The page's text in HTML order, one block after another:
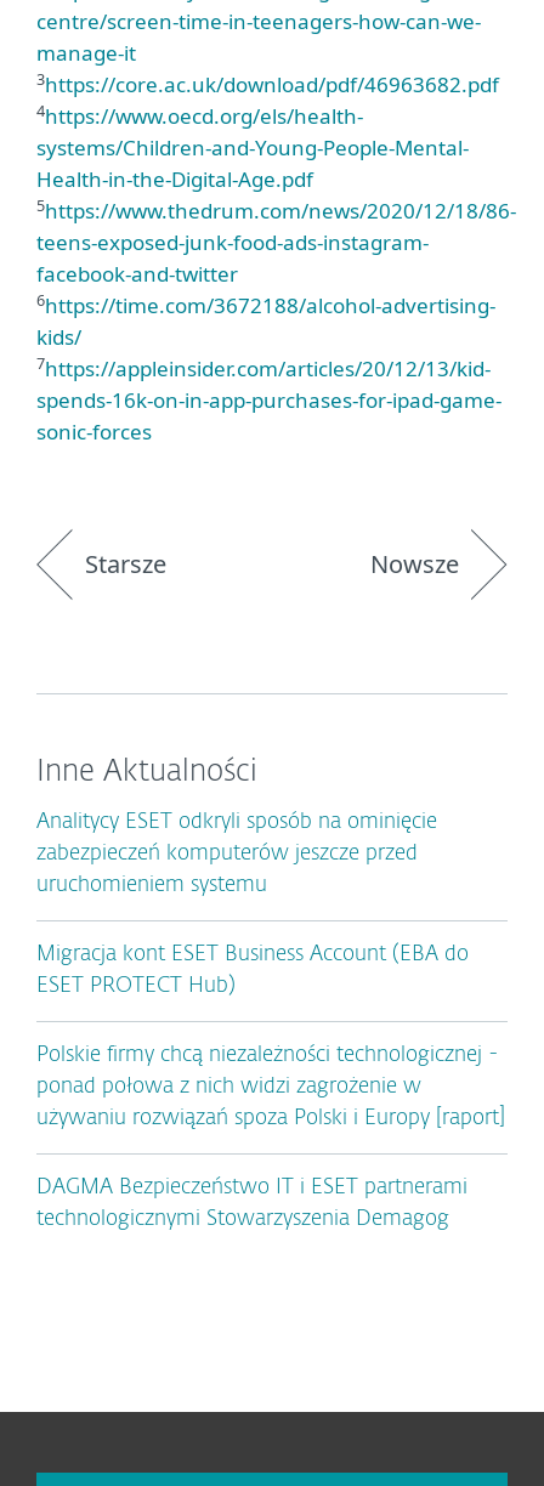
centre/screen-time-in-teenagers-how-can-we-
manage-it
3https://core.ac.uk/download/pdf/46963682.pdf
4https://www.oecd.org/els/health-
systems/Children-and-Young-People-Mental-
Health-in-the-Digital-Age.pdf
5https://www.thedrum.com/news/2020/12/18/86-
teens-exposed-junk-food-ads-instagram-
facebook-and-twitter
6https://time.com/3672188/alcohol-advertising-
kids/
7https://appleinsider.com/articles/20/12/13/kid-
spends-16k-on-in-app-purchases-for-ipad-game-
sonic-forces
Starsze Nowsze
Inne Aktualności
Analitycy ESET odkryli sposób na ominięcie
zabezpieczeń komputerów jeszcze przed
uruchomieniem systemu
Migracja kont ESET Business Account (EBA do
ESET PROTECT Hub)
Polskie firmy chcą niezależności technologicznej -
ponad połowa z nich widzi zagrożenie w
używaniu rozwiązań spoza Polski i Europy [raport]
DAGMA Bezpieczeństwo IT i ESET partnerami
technologicznymi Stowarzyszenia Demagog